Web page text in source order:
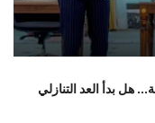
هل بدأ العد التنازلي